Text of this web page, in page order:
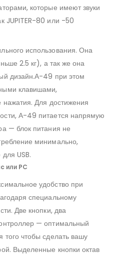
которые имеют звуки
JUPITER-80 или -50
использования. Она
2.5 кг), а так же она
дизайн.А-49 при этом
клавишами,
нажатия. Для достижения
А-49 питается напрямую
— блок питания не
минимально,
USB.
или PC
удобство при
специальному
Две кнопки, два
— оптимальный
того чтобы сделать вашу
Выделенные кнопки октав